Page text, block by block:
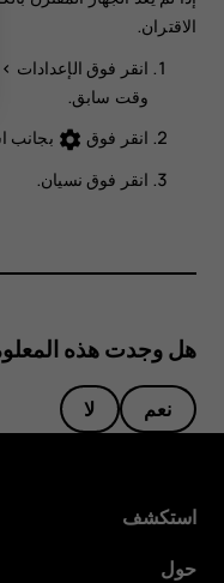
الاقتران.
انقر فوق الإعدادات >
وقت سابق.
انقر فوق settings بجانب
انقر فوق نسيان.
هل وجدت هذه
نعم لا
استكشف
حول